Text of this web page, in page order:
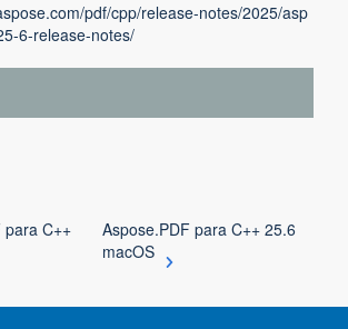
pdf/cpp/release-notes/2025/asp
6-release-notes/
para C++
Aspose.PDF para C++ 25.6
macOS